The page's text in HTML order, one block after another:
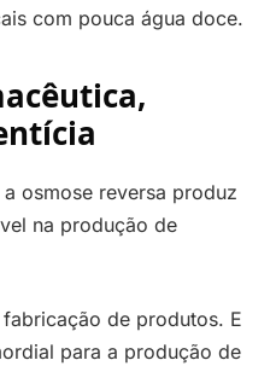
com pouca água doce.
osmose reversa produz
na produção de
de produtos. E
para a produção de